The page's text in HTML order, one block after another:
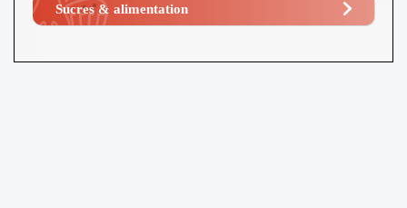
Sucres & alimentation​